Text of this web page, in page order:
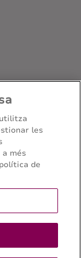
i
les
més
de